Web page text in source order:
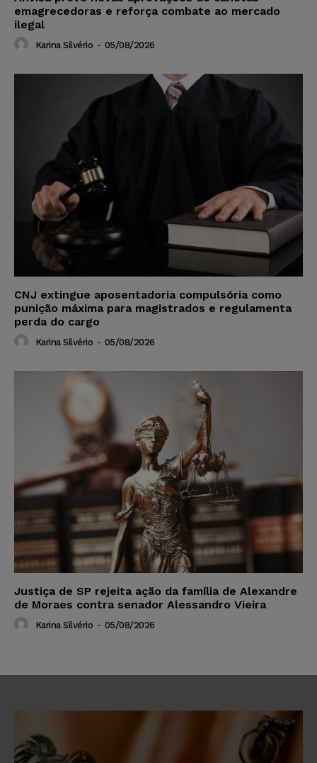
emagrecedoras e reforça combate ao mercado
ilegal
Karina Silvério - 05/08/2026
CNJ extingue aposentadoria compulsória como
punição máxima para magistrados e regulamenta
perda do cargo
Karina Silvério - 05/08/2026
Justiça de SP rejeita ação da família de Alexandre
de Moraes contra senador Alessandro Vieira
Karina Silvério - 05/08/2026